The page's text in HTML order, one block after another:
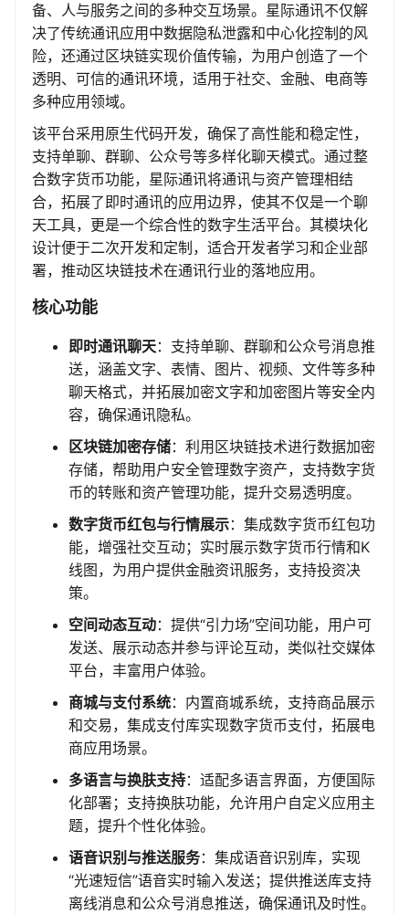
备、人与服务之间的多种交互场景。星际通讯不仅解
决了传统通讯应用中数据隐私泄露和中心化控制的风
险，还通过区块链实现价值传输，为用户创造了一个
透明、可信的通讯环境，适用于社交、金融、电商等
多种应用领域。
该平台采用原生代码开发，确保了高性能和稳定性，
支持单聊、群聊、公众号等多样化聊天模式。通过整
合数字货币功能，星际通讯将通讯与资产管理相结
合，拓展了即时通讯的应用边界，使其不仅是一个聊
天工具，更是一个综合性的数字生活平台。其模块化
设计便于二次开发和定制，适合开发者学习和企业部
署，推动区块链技术在通讯行业的落地应用。
核心功能
即时通讯聊天：支持单聊、群聊和公众号消息推
送，涵盖文字、表情、图片、视频、文件等多种
聊天格式，并拓展加密文字和加密图片等安全内
容，确保通讯隐私。
区块链加密存储：利用区块链技术进行数据加密
存储，帮助用户安全管理数字资产，支持数字货
币的转账和资产管理功能，提升交易透明度。
数字货币红包与行情展示：集成数字货币红包功
能，增强社交互动；实时展示数字货币行情和K
线图，为用户提供金融资讯服务，支持投资决
策。
空间动态互动：提供“引力场”空间功能，用户可
发送、展示动态并参与评论互动，类似社交媒体
平台，丰富用户体验。
商城与支付系统：内置商城系统，支持商品展示
和交易，集成支付库实现数字货币支付，拓展电
商应用场景。
多语言与换肤支持：适配多语言界面，方便国际
化部署；支持换肤功能，允许用户自定义应用主
题，提升个性化体验。
语音识别与推送服务：集成语音识别库，实现
“光速短信”语音实时输入发送；提供推送库支持
离线消息和公众号消息推送，确保通讯及时性。